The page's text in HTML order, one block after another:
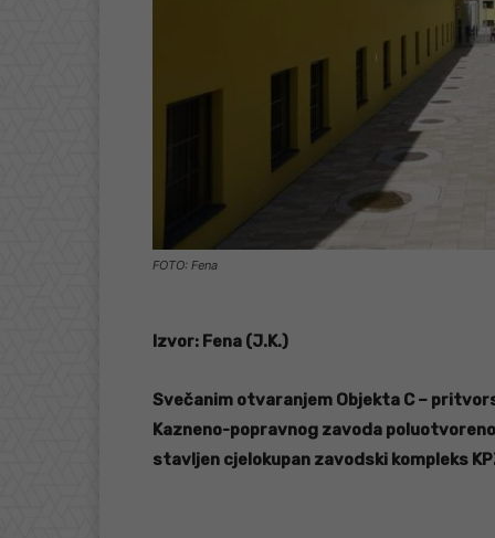
FOTO: Fena
Izvor: Fena (J.K.)
Svečanim otvaranjem Objekta C –
Kazneno-popravnog zavoda
stavljen cjelokupan zavodski kompleks